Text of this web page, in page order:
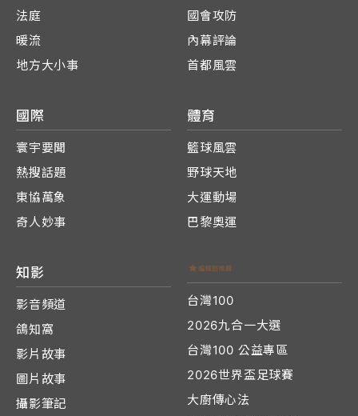
法庭
暖流
地方大小事
國會攻防
內幕評論
首都風雲
國際
寰宇要聞
熱搜話題
東協萬象
奇人妙事
體育
籃球風雲
野球天地
大運動場
巴黎奧運
知影
影音頻道
鴿知窩
影片故事
圖片故事
攝影筆記
台灣100
2026九合一大選
台灣100 公益專區
2026世界盃足球賽
大廚傳心法